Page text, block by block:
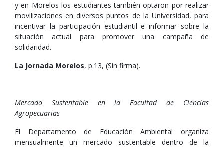
y en Morelos los estudiantes también optaron por realizar
movilizaciones en diversos puntos de la Universidad, para
incentivar la participación estudiantil e informar sobre la
situación actual para promover una campaña de
solidaridad.
La Jornada Morelos, p.13, (Sin firma).
Mercado Sustentable en la Facultad de Ciencias
Agropecuarias
El Departamento de Educación Ambiental organiza
mensualmente un mercado sustentable dentro de la